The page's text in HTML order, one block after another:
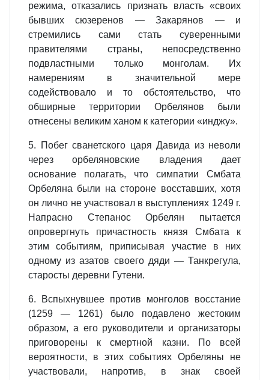
режима, отказались признать власть «своих
бывших сюзеренов — Закарянов — и
стремились сами стать суверенными
правителями страны, непосредственно
подвластными только монголам. Их
намерениям в значительной мере
содействовало и то обстоятельство, что
обширные территории Орбелянов были
отнесены великим ханом к категории «инджу».
5. Побег сванетского царя Давида из неволи
через орбеляновские владения дает
основание полагать, что симпатии Смбата
Орбеляна были на стороне восставших, хотя
он лично не участвовал в выступлениях 1249 г.
Напрасно Степанос Орбелян пытается
опровергнуть причастность князя Смбата к
этим событиям, приписывая участие в них
одному из азатов своего дяди — Танкрегула,
старосты деревни Гутени.
6. Вспыхнувшее против монголов восстание
(1259 — 1261) было подавлено жестоким
образом, а его руководители и организаторы
приговорены к смертной казни. По всей
вероятности, в этих событиях Орбеляны не
участвовали, напротив, в знак своей